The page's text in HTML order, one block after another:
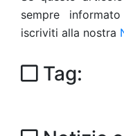
sempre
iscriviti alla nostra
Tag: